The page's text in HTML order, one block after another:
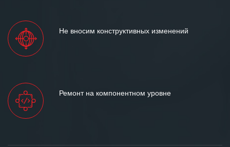
Не вносим конструктивных изменений
Ремонт на компонентном уровне